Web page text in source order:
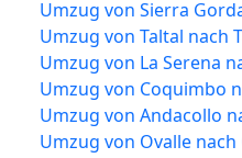
Umzug von Sierra
Umzug von Taltal nach
Umzug von La Serena
Umzug von Coquimbo
Umzug von Andacollo
Umzug von Ovalle nach